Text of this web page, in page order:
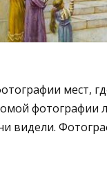
мест,
фотографии
видели.